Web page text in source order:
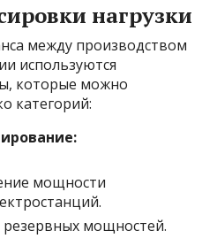
нагрузки
между производством
используются
которые можно
категорий:
мощности
мощностей.